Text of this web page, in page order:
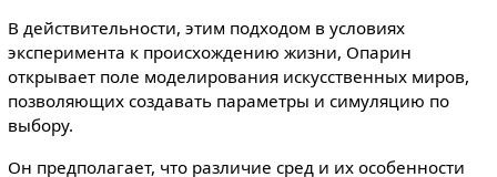
В действительности, этим подходом в условиях
эксперимента к происхождению жизни, Опарин
открывает поле моделирования искусственных миров,
позволяющих создавать параметры и симуляцию по
выбору.
Он предполагает, что различие сред и их особенности